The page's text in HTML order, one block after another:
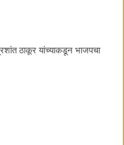
ठाकूर यांच्याकडून भाजपचा